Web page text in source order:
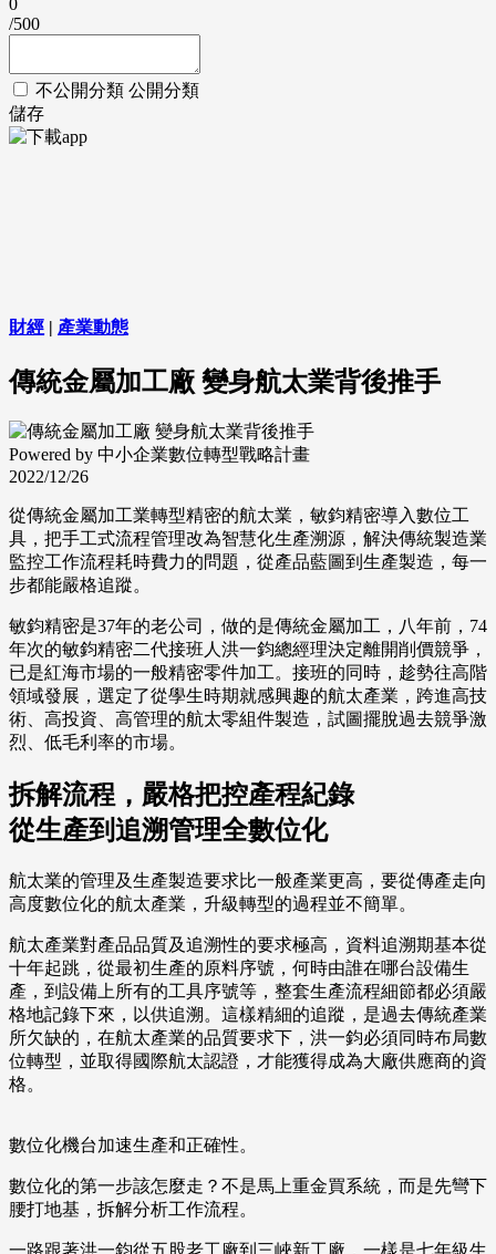
0
/500
不公開分類 公開分類
儲存
財經 | 產業動態
傳統金屬加工廠 變身航太業背後推手
Powered by 中小企業數位轉型戰略計畫
2022/12/26
從傳統金屬加工業轉型精密的航太業，敏鈞精密導入數位工
具，把手工式流程管理改為智慧化生產溯源，解決傳統製造業
監控工作流程耗時費力的問題，從產品藍圖到生產製造，每一
步都能嚴格追蹤。
敏鈞精密是37年的老公司，做的是傳統金屬加工，八年前，74
年次的敏鈞精密二代接班人洪一鈞總經理決定離開削價競爭，
已是紅海市場的一般精密零件加工。接班的同時，趁勢往高階
領域發展，選定了從學生時期就感興趣的航太產業，跨進高技
術、高投資、高管理的航太零組件製造，試圖擺脫過去競爭激
烈、低毛利率的市場。
拆解流程，嚴格把控產程紀錄
從生產到追溯管理全數位化
航太業的管理及生產製造要求比一般產業更高，要從傳產走向
高度數位化的航太產業，升級轉型的過程並不簡單。
航太產業對產品品質及追溯性的要求極高，資料追溯期基本從
十年起跳，從最初生產的原料序號，何時由誰在哪台設備生
產，到設備上所有的工具序號等，整套生產流程細節都必須嚴
格地記錄下來，以供追溯。這樣精細的追蹤，是過去傳統產業
所欠缺的，在航太產業的品質要求下，洪一鈞必須同時布局數
位轉型，並取得國際航太認證，才能獲得成為大廠供應商的資
格。
數位化機台加速生產和正確性。
數位化的第一步該怎麼走？不是馬上重金買系統，而是先彎下
腰打地基，拆解分析工作流程。